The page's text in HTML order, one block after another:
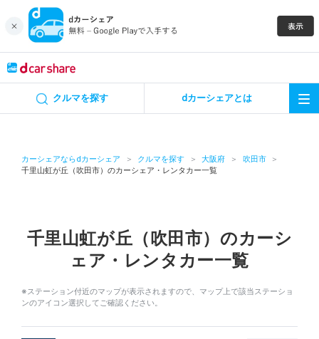
クルマを探す dカーシェアとは
カーシェアならdカーシェア クルマを探す 大阪府
吹田市
千里山虹が丘（吹田市）のカーシェア・レンタカー一覧
千里山虹が丘（吹田市）のカーシ
ェア・レンタカー一覧
※ステーション付近のマップが表示されますので、マップ上で該当ステーショ
ンのアイコン選択してご確認ください。
カーシェア
特集
アプリの使い方